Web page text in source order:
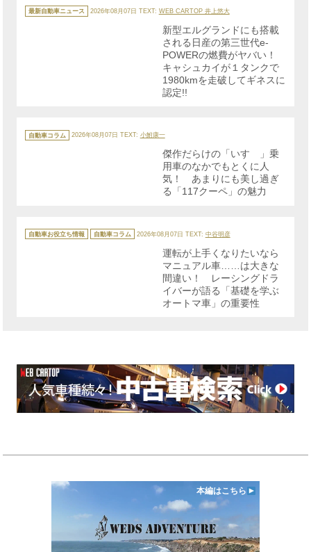
カ
テ
ゴ
最新自動車ニュース 2026年08月07日 TEXT: WEB CARTOP 井上悠大
新型エルグランドにも搭載
される日産の第三世代e-
POWERの燃費がヤバい！
キャシュカイが１タンクで
1980kmを走破してギネスに
認定!!
テ
ゴ
自動車コラム 2026年08月07日 TEXT: 小鮒康一
傑作だらけの「いすゞ」乗
用車のなかでもとくに人
気！ あまりにも美し過ぎ
る「117クーペ」の魅力
テ
ゴ
自動車お役立ち情報 自動車コラム 2026年08月07日 TEXT: 中谷明彦
運転が上手くなりたいなら
マニュアル車……は大きな
間違い！ レーシングドラ
イバーが語る「基礎を学ぶ
オートマ車」の重要性
本編はこちら